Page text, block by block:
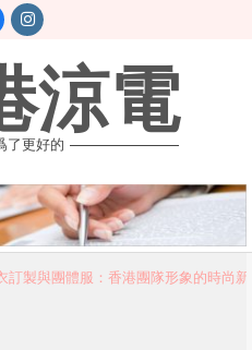
涼電
了更好的
與團體服：香港團隊形象的時尚新篇